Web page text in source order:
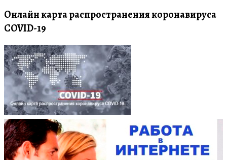
Онлайн карта распространения коронавируса
COVID-19